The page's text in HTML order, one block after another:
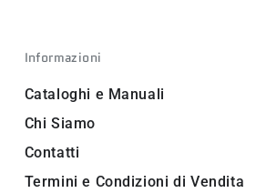
Informazioni
Cataloghi e Manuali
Chi Siamo
Contatti
Termini e Condizioni di Vendita